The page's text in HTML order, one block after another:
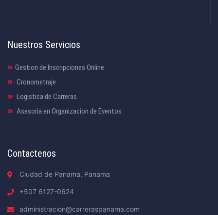
Nuestros Servicios
Gestion de Inscripciones Online
Cronometraje
Logistica de Carreras
Asesoria en Organizacion de Eventos
Contactenos
Ciudad de Panama, Panama
+507 6127-0624
administracion@carreraspanama.com